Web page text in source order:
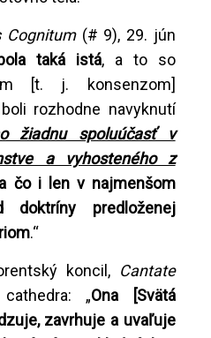
Cognitum(# 9), 29. jún
taká istá, a to so
[t. j. konsenzom]
rozhodne navyknutí
žiadnu spoluúčasť v
a vyhosteného z
čo i len v najmenšom
doktríny predloženej
.“
koncil, Cantate
„Ona
[Svätá
zavrhuje a uvaľuje